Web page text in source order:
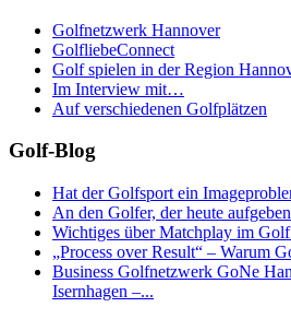
Golfnetzwerk Hannover
GolfliebeConnect
Golf spielen in der Region
Im Interview mit…
Auf verschiedenen Golfplätzen
Golf-Blog
Hat der Golfsport ein
An den Golfer, der heute
Wichtiges über Matchplay im
„Process over Result“ – Warum
Business Golfnetzwerk GoNe
Isernhagen –...